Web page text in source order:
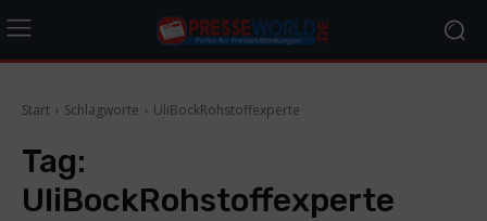
Start Schlagworte UliBockRohstoffexperte
Tag:
UliBockRohstoffexperte